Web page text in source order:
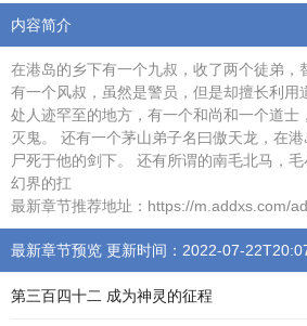
内容简介
在港岛的乡下有一个九叔，收了两个徒弟，
有一个风叔，虽然是警员，但是却擅长利用
处人迹罕至的地方，有一个和尚和一个道士
灭鬼。 还有一个茅山弟子名曰傲天龙，在
尸死于他的剑下。 还有所谓的南毛北马，
幻界的扛
最新章节推荐地址：https://m.addxs.com/
最新章节预览 更新时间：2022-07-
第三百四十二 成为神灵的征程